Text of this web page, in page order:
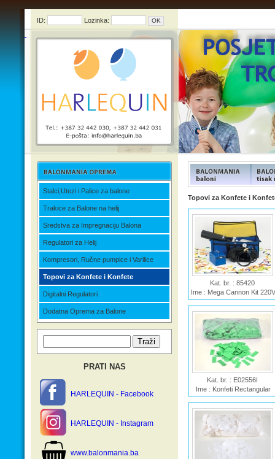
ID: Lozinka:
Stalci,Utezi i Palice za balone
Trakice za Balone na helij
Sredstva za Impregnaciju Balona
Regulatori za Helij
Kompresori, Ručne pumpice i Varilice
Topovi za Konfete i Konfete
Digitalni Regulatori
Dodatna Oprema za Balone
PRATI NAS
HARLEQUIN - Facebook
HARLEQUIN - Instagram
www.balonmania.ba
Topovi za Konfete i
Kat. br. : 85420
Ime : Mega Cannon Kit 220V
Kat. br. : E02556I
Ime : Konfeti Rectangular
20x50mm Green